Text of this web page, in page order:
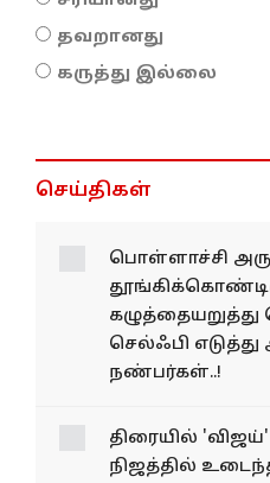
தவறானது
கருத்து இல்லை
செய்திகள்
பொள்ளாச்சி
செல்ஃபி
நண்பர்கள்..!
திரையில் 'விஜய்'
நிஜத்தில்